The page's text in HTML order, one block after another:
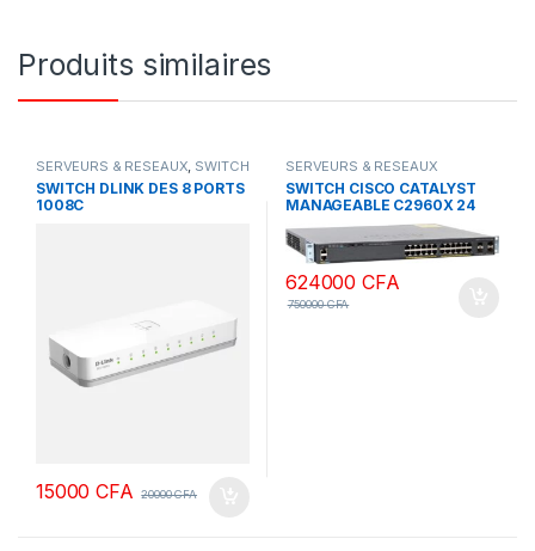
Produits similaires
SERVEURS & RESEAUX, SWITCH
DLINK
SWITCH DLINK DES 8 PORTS
1008C
15000CFA 20000CFA
SERVEURS & RESEAUX
SWITCH CISCO CATALYST
MANAGEABLE C2960X 24
PORTS PS-L 1G GIGABYT
POE
624000CFA
750000CFA